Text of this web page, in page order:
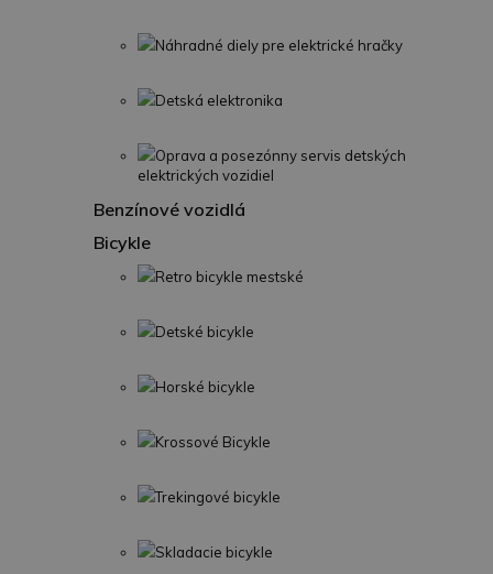
Náhradné diely pre elektrické hračky
Detská elektronika
Oprava a posezónny servis detských
elektrických vozidiel
Benzínové vozidlá
Bicykle
Retro bicykle mestské
Detské bicykle
Horské bicykle
Krossové Bicykle
Trekingové bicykle
Skladacie bicykle